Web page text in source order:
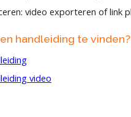
video exporteren of link
handleiding te vinden?
video